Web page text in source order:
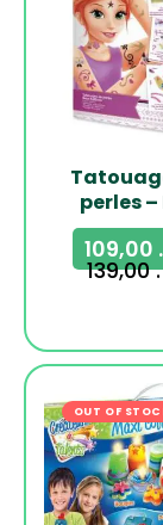
perles –
139,00
OUT OF